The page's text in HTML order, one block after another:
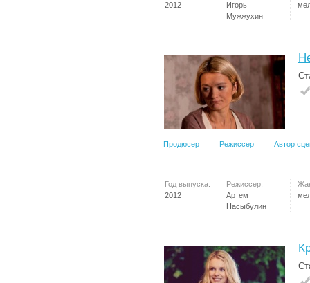
2012
Игорь
Мужжухин
Продюсер Режиссер Автор
Год выпуска:
2012
Режиссер:
Артем
Насыбулин